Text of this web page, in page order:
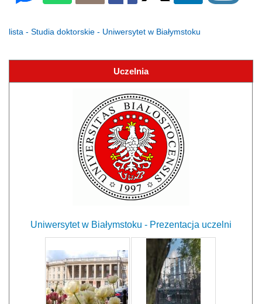
lista - Studia doktorskie - Uniwersytet w Białymstoku
Uczelnia
Uniwersytet w Białymstoku - Prezentacja uczelni